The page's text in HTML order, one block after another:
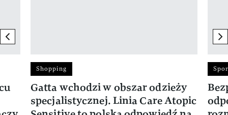
previous element
Shopping
Gatta wchodzi w obszar odzieży
specjalistycznej. Linia Care Atopic